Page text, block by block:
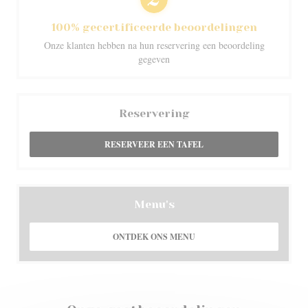
100% gecertificeerde beoordelingen
Onze klanten hebben na hun reservering een beoordeling
gegeven
Reservering
RESERVEER EEN TAFEL
Menu's
ONTDEK ONS MENU